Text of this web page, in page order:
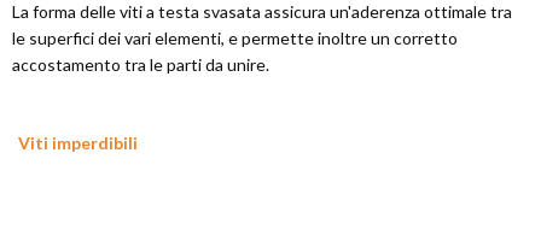
La forma delle viti a testa svasata assicura un'aderenza ottimale tra
le superfici dei vari elementi, e permette inoltre un corretto
accostamento tra le parti da unire.
Viti imperdibili